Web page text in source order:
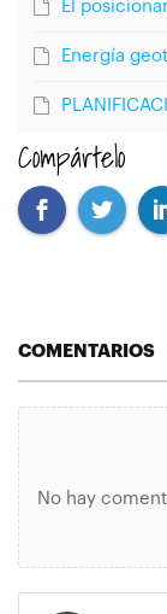
El
Energía
Compártelo
COMENTARIOS
No hay